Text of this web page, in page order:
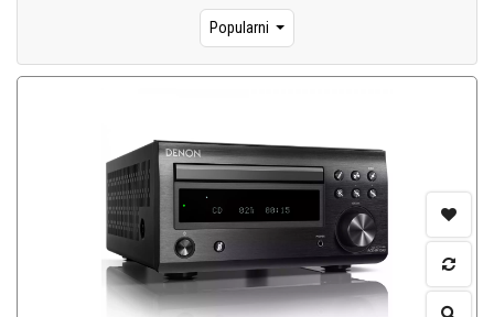
Popularni